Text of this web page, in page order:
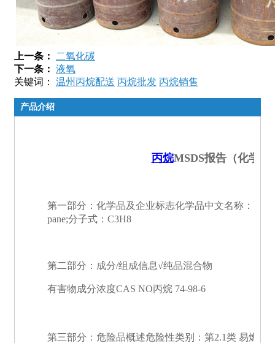
上一条：
二氧化碳
下一条： 液氧
关键词： 温州丙烷配送 丙烷批发 丙烷销售
产品介绍
丙烷MSDS报告（化学
第一部分：化学品及企业标志化学品中文名称：丙
pane;分子式：C3H8
第二部分：成分/组成信息√纯品混合物
有害物成分浓度CAS NO丙烷 74-98-6
第三部分：危险品概述危险性类别：第2.1类 易燃